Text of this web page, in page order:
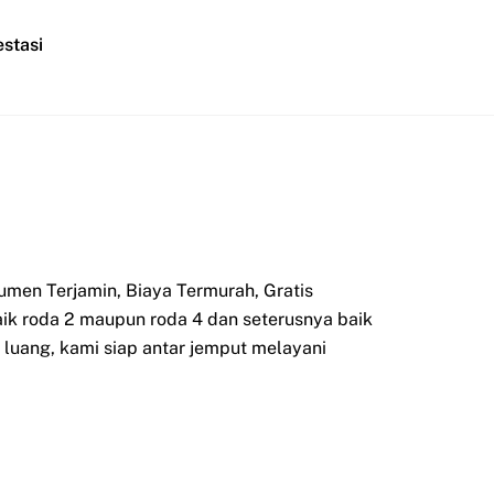
Terjamin, Biaya Termurah, Gratis
roda 2 maupun roda 4 dan seterusnya baik
kami siap antar jemput melayani